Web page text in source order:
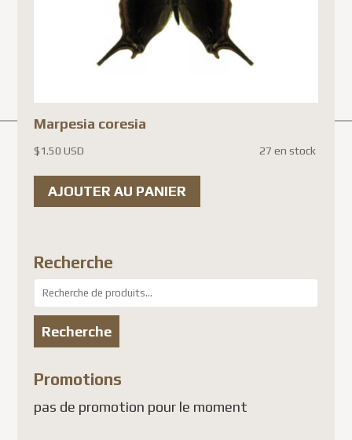
Marpesia coresia
$1.50 USD 27 en stock
AJOUTER AU PANIER
Recherche
Recherche
pour :
Recherche
Promotions
pas de promotion pour le moment